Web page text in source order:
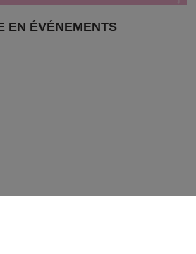
EN ÉVÉNEMENTS